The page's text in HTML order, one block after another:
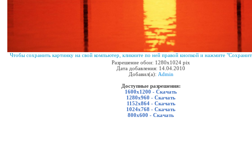
Чтобы сохранить картинку на свой компьютер, кликните по ней правой кнопкой и нажмите
Разрешение обои: 1280x1024 pix
Дата добавления: 14.04.2010
Добавил(а): Admin
Доступные разрешения:
1600x1200 - Скачать
1280x960 - Скачать
1152x864 - Скачать
1024x768 - Скачать
800x600 - Скачать